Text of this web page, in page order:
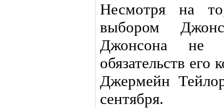
Несмотря на
выбором
Джонсона не
обязательств его
Джермейн
сентября.